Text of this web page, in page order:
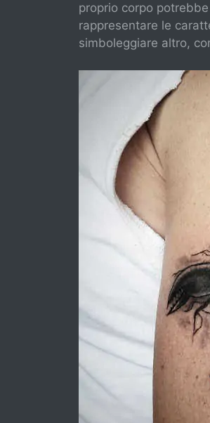
proprio corpo
rappresentare le
simboleggiare altro,